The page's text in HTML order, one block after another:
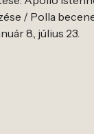
/ Polla
8., július 23.